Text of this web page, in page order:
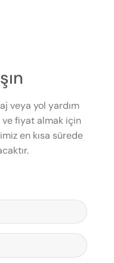
veya yol yardım
ve fiyat almak için
en kısa sürede